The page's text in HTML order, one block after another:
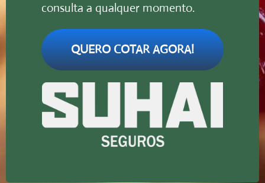
consulta a qualquer momento.
QUERO COTAR AGORA!